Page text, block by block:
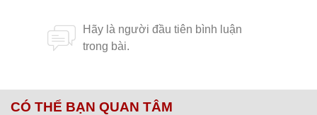
CÓ THỂ BẠN QUAN TÂM